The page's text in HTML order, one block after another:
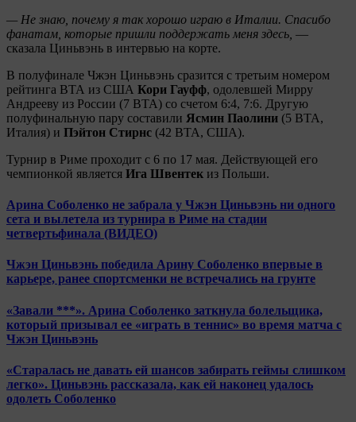
— Не знаю, почему я так хорошо играю в Италии. Спасибо
фанатам, которые пришли поддержать меня здесь, —
сказала Циньвэнь в интервью на корте.
В полуфинале Чжэн Циньвэнь сразится с третьим номером
рейтинга ВТА из США Кори Гауфф, одолевшей Мирру
Андрееву из России (7 ВТА) со счетом 6:4, 7:6. Другую
полуфинальную пару составили Ясмин Паолини (5 ВТА,
Италия) и Пэйтон Стирнс (42 ВТА, США).
Турнир в Риме проходит с 6 по 17 мая. Действующей его
чемпионкой является Ига Швентек из Польши.
Арина Соболенко не забрала у Чжэн Циньвэнь ни одного
сета и вылетела из турнира в Риме на стадии
четвертьфинала (ВИДЕО)
Чжэн Циньвэнь победила Арину Соболенко впервые в
карьере, ранее спортсменки не встречались на грунте
«Завали ***». Арина Соболенко заткнула болельщика,
который призывал ее «играть в теннис» во время матча с
Чжэн Циньвэнь
«Старалась не давать ей шансов забирать геймы слишком
легко». Циньвэнь рассказала, как ей наконец удалось
одолеть Соболенко